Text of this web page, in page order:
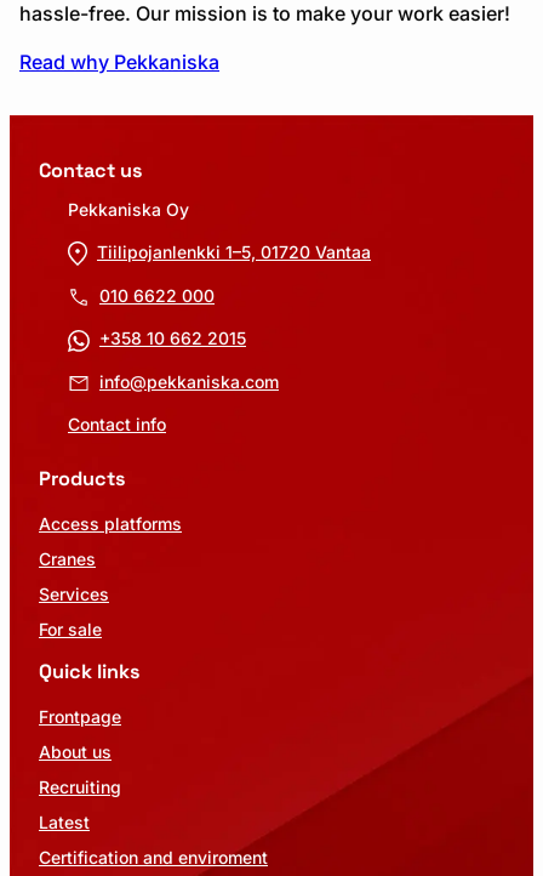
hassle-free. Our mission is to make your work easier!
Read why Pekkaniska
Contact us
Pekkaniska Oy
Tiilipojanlenkki 1–5, 01720 Vantaa
010 6622 000
+358 10 662 2015
info@pekkaniska.com
Contact info
Products
Access platforms
Cranes
Services
For sale
Quick links
Frontpage
About us
Recruiting
Latest
Certification and enviroment